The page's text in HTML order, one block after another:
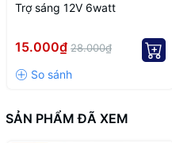
Trợ sáng 12V 6watt
15.000₫ 28.000₫
SẢN PHẨM ĐÃ XEM